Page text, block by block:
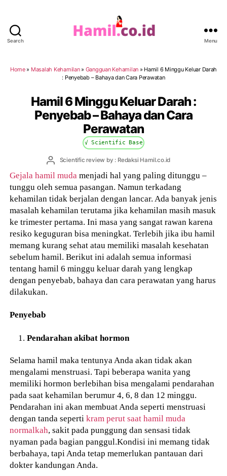
Search Menu
Home» Masalah Kehamilan» Gangguan Kehamilan » Hamil 6 Minggu Keluar Darah
: Penyebab – Bahaya dan Cara Perawatan
Hamil 6 Minggu Keluar Darah :
Penyebab – Bahaya dan Cara
Perawatan
√ Scientific Base
PostScientific review by : Redaksi Hamil.co.id
Gejala hamil muda menjadi hal yang paling ditunggu –
tunggu oleh semua pasangan. Namun terkadang
kehamilan tidak berjalan dengan lancar. Ada banyak jenis
masalah kehamilan terutama jika kehamilan masih masuk
ke trimester pertama. Ini masa yang sangat rawan karena
resiko keguguran bisa meningkat. Terlebih jika ibu hamil
memang kurang sehat atau memiliki masalah kesehatan
sebelum hamil. Berikut ini adalah semua informasi
tentang hamil 6 minggu keluar darah yang lengkap
dengan penyebab, bahaya dan cara perawatan yang harus
dilakukan.
Penyebab
Pendarahan akibat hormon
Selama hamil maka tentunya Anda akan tidak akan
mengalami menstruasi. Tapi beberapa wanita yang
memiliki hormon berlebihan bisa mengalami pendarahan
pada saat kehamilan berumur 4, 6, 8 dan 12 minggu.
Pendarahan ini akan membuat Anda seperti menstruasi
dengan tanda sepertikram perut saat hamil muda
normalkah, sakit pada punggung dan sensasi tidak
nyaman pada bagian panggul.Kondisi ini memang tidak
berbahaya, tapi Anda tetap memerlukan pantauan dari
dokter kandungan Anda.